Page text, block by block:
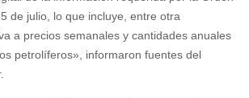
de julio, lo que incluye, entre otra
a precios semanales y cantidades anuales
petrolíferos», informaron fuentes del